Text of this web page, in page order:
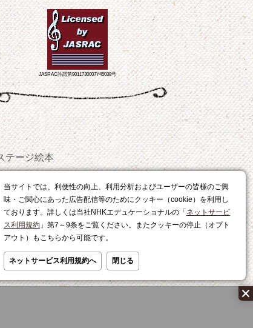
当サイトでは、利便性の向上、利用分析およびユーザーの皆様のご興
味・ご関心にあった広告配信等のためにクッキー（cookie）を利用し
ております。詳しくは当社NHKエデュケーショナルの「 ネットサービ
ス利用規約 」第7～9条をご覧ください。またクッキーの停止（オプト
アウト）もこちらから可能です。
ネットサービス利用規約へ 閉じる
JASRAC許諾第9011730007Y45038号
テージ絵本
おやつ
レシピ